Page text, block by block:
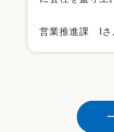
営業推進課 Iさ